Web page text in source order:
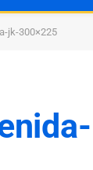
jk-300×225